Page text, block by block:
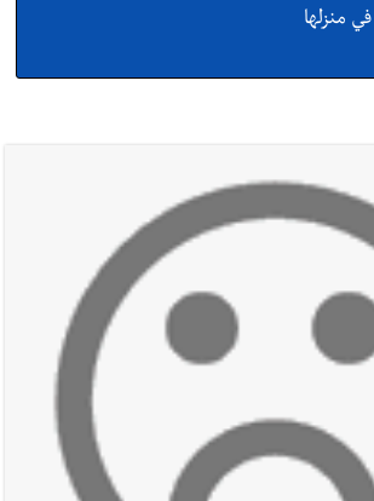
منزلها
شاب فلسطيني بطعنات سكين في مخيم عين
وإنقاذه وإتهام إبن عمته ؟
: غسان سركيس يرعى تخرّج فوج الفكر والإبداع
تعلّمت منكم حب الوطن والتمسك بالأرض ...
محمد زهير السعودي يستقبل المختارين